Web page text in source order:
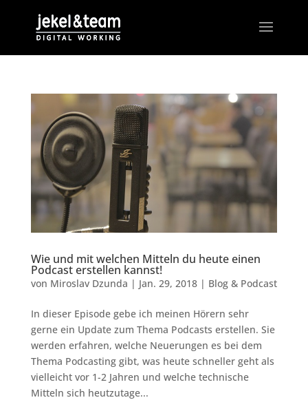
Wie und mit welchen Mitteln du heute einen
Podcast erstellen kannst!
von Miroslav Dzunda | Jan. 29, 2018| Blog & Podcast
In dieser Episode gebe ich meinen Hörern sehr
gerne ein Update zum Thema Podcasts erstellen. Sie
werden erfahren, welche Neuerungen es bei dem
Thema Podcasting gibt, was heute schneller geht als
vielleicht vor 1-2 Jahren und welche technische
Mitteln sich heutzutage...